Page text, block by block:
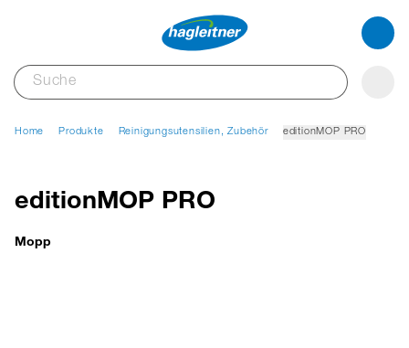
Home Produkte Reinigungsutensilien, Zubehör editionMOP PRO
editionMOP PRO
Mopp